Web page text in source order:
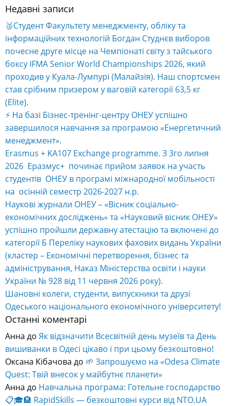
Недавні записи
🥈Студент Факультету менеджменту, обліку та
інформаційних технологій Богдан Студнєв виборов
почесне друге місце на Чемпіонаті світу з тайського
боксу IFMA Senior World Championships 2026, який
проходив у Куала-Лумпурі (Малайзія). Наш спортсмен
став срібним призером у ваговій категорії 63,5 кг
(Elite).
⚡️ На базі Бізнес-тренінг-центру ОНЕУ успішно
завершилося навчання за програмою «Енергетичний
менеджмент».
Erasmus + KA107 Exchange programme. З 3го липня
2026 Еразмус+ починає прийом заявок на участь
студентів ОНЕУ в програмі міжнародної мобільності
на осінній семестр 2026-2027 н.р.
Наукові журнали ОНЕУ – «Вісник соціально-
економічних досліджень» та «Науковий вісник ОНЕУ»
успішно пройшли державну атестацію та включені до
категорії Б Переліку наукових фахових видань України
(кластер – Економічні перетворення, бізнес та
адміністрування, Наказ Міністерства освіти і науки
України № 928 від 11 червня 2026 року).
Шановні колеги, студенти, випускники та друзі
Одеського національного економічного університету!
Останні коментарі
Анна до Як відзначити Всесвітній день музеїв та День
вишиванки в Одесі цікаво і при цьому безкоштовно!
Оксана Кібачова до 🌱 Запрошуємо на «Odesa Climate
Quest: Твій внесок у майбутнє планети»
Анна до Навчальна програма: Готельне господарство
📋🎓🏨 RapidSkills — безкоштовні курси від NTO.UA